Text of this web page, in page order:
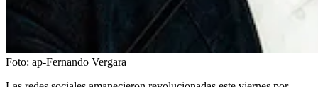
Foto: ap-Fernando Vergara